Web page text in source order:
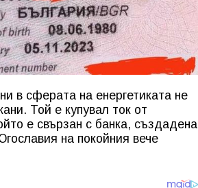
в сферата на енергетиката не
Той е купувал ток от
е свързан с банка, създадена
на покойния вече